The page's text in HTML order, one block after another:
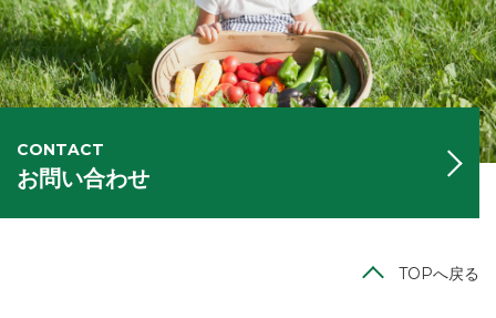
CONTACT
お問い合わせ
TOPへ戻る